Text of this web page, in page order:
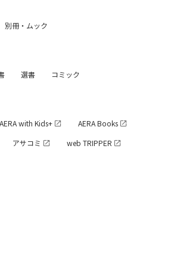
別冊・ムック
選書 コミック
AERA with Kids+
AERA Books
アサコミ
web TRIPPER